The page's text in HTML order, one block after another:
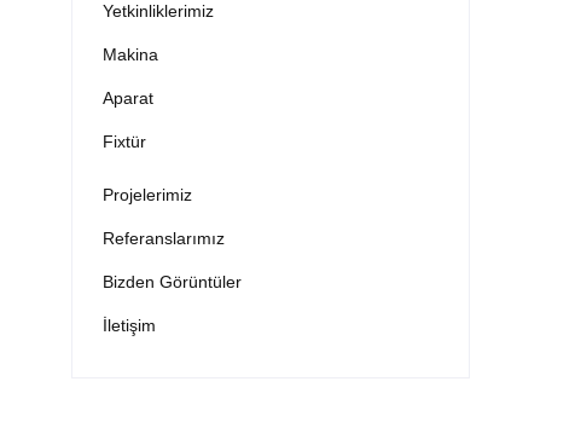
Yetkinliklerimiz
Makina
Aparat
Fixtür
Projelerimiz
Referanslarımız
Bizden Görüntüler
İletişim